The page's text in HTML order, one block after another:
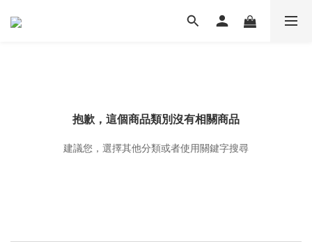
抱歉，這個商品類別沒有相關商品
建議您，選擇其他分類或者使用關鍵字搜尋